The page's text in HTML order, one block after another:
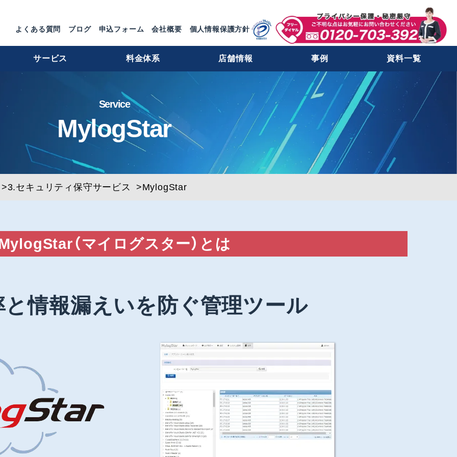
よくある質問 ブログ 申込フォーム 会社概要 個人情報保護方針
サービス 料金体系 店舗情報 事例 資料一覧
Service
MylogStar
3.セキュリティ保守サービス MylogStar
（マイログスター）とは
と情報漏えいを防ぐ管理ツール